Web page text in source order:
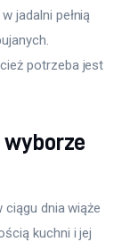
jadalni pełnią
potrzeba jest
dnia wiąże
kuchni i jej